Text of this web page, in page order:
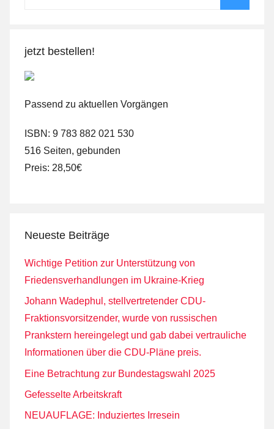
jetzt bestellen!
Passend zu aktuellen Vorgängen
ISBN: 9 783 882 021 530
516 Seiten, gebunden
Preis: 28,50€
Neueste Beiträge
Wichtige Petition zur Unterstützung von
Friedensverhandlungen im Ukraine-Krieg
Johann Wadephul, stellvertretender CDU-
Fraktionsvorsitzender, wurde von russischen
Prankstern hereingelegt und gab dabei vertrauliche
Informationen über die CDU-Pläne preis.
Eine Betrachtung zur Bundestagswahl 2025
Gefesselte Arbeitskraft
NEUAUFLAGE: Induziertes Irresein